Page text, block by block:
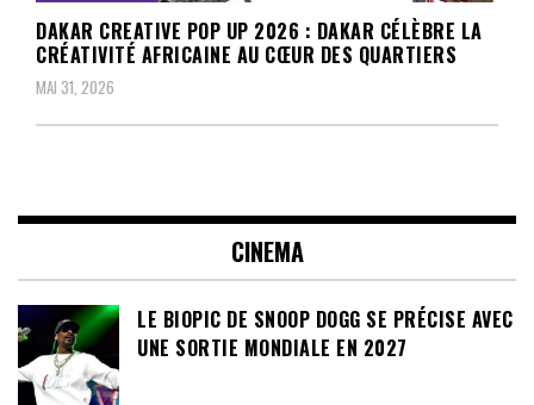
DAKAR CREATIVE POP UP 2026 : DAKAR CÉLÈBRE LA
CRÉATIVITÉ AFRICAINE AU CŒUR DES QUARTIERS
MAI 31, 2026
CINEMA
LE BIOPIC DE SNOOP DOGG SE PRÉCISE AVEC
UNE SORTIE MONDIALE EN 2027